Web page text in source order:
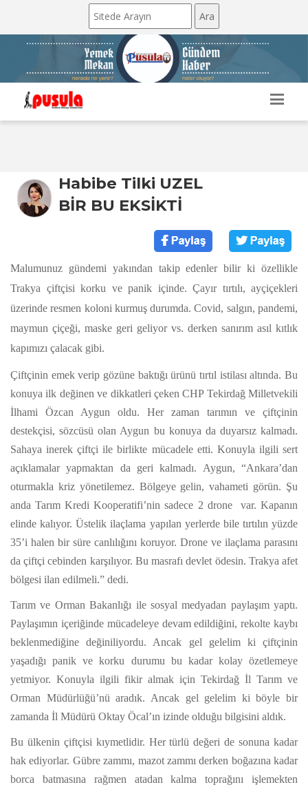
Habibe Tilki UZEL
BİR BU EKSİKTİ
Malumunuz gündemi yakından takip edenler bilir ki özellikle
Trakya çiftçisi korku ve panik içinde. Çayır tırtılı, ayçiçekleri
üzerinde resmen koloni kurmuş durumda. Covid, salgın, pandemi,
maymun çiçeği, maske geri geliyor vs. derken sanırım asıl kıtlık
kapımızı çalacak gibi.
Çiftçinin emek verip gözüne baktığı ürünü tırtıl istilası altında. Bu
konuya ilk değinen ve dikkatleri çeken CHP Tekirdağ Milletvekili
İlhami Özcan Aygun oldu. Her zaman tarımın ve çiftçinin
destekçisi, sözcüsü olan Aygun bu konuya da duyarsız kalmadı.
Sahaya inerek çiftçi ile birlikte mücadele etti. Konuyla ilgili sert
açıklamalar yapmaktan da geri kalmadı. Aygun, “Ankara’dan
oturmakla kriz yönetilemez. Bölgeye gelin, vahameti görün. Şu
anda Tarım Kredi Kooperatifi’nin sadece 2 drone var. Kapanın
elinde kalıyor. Üstelik ilaçlama yapılan yerlerde bile tırtılın yüzde
35’i halen bir süre canlılığını koruyor. Drone ve ilaçlama parasını
da çiftçi cebinden karşılıyor. Bu masrafı devlet ödesin. Trakya afet
bölgesi ilan edilmeli.” dedi.
Tarım ve Orman Bakanlığı ile sosyal medyadan paylaşım yaptı.
Paylaşımın içeriğinde mücadeleye devam edildiğini, rekolte kaybı
beklenmediğine değiniliyordu. Ancak gel gelelim ki çiftçinin
yaşadığı panik ve korku durumu bu kadar kolay özetlemeye
yetmiyor. Konuyla ilgili fikir almak için Tekirdağ İl Tarım ve
Orman Müdürlüğü’nü aradık. Ancak gel gelelim ki böyle bir
zamanda İl Müdürü Oktay Öcal’ın izinde olduğu bilgisini aldık.
Bu ülkenin çiftçisi kıymetlidir. Her türlü değeri de sonuna kadar
hak ediyorlar. Gübre zammı, mazot zammı derken boğazına kadar
borca batmasına rağmen atadan kalma toprağını işlemekten